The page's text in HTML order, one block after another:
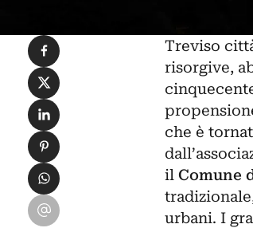
Treviso
risorgive,
che è
il Comune
urbani. I
Condividi su Facebook
Condividi su X
Condividi su LinkedIn
Condividi su Pinterest
Condividi su WhatsApp
Condividi su Email